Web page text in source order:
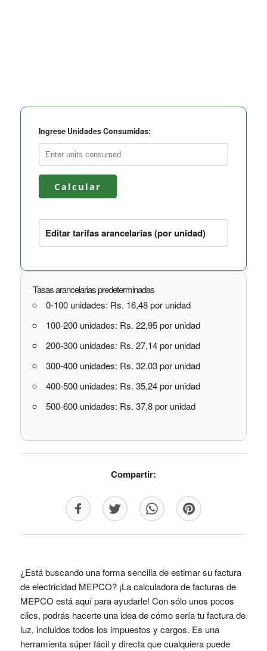
Ingrese Unidades Consumidas:
Calcular
Editar tarifas arancelarias (por unidad)
Tasas arancelarias predeterminadas
0-100 unidades: Rs. 16,48 por unidad
100-200 unidades: Rs. 22,95 por unidad
200-300 unidades: Rs. 27,14 por unidad
300-400 unidades: Rs. 32.03 por unidad
400-500 unidades: Rs. 35,24 por unidad
500-600 unidades: Rs. 37,8 por unidad
Compartir:
¿Está buscando una forma sencilla de estimar su factura
de electricidad MEPCO? ¡La calculadora de facturas de
MEPCO está aquí para ayudarle! Con sólo unos pocos
clics, podrás hacerte una idea de cómo sería tu factura de
luz, incluidos todos los impuestos y cargos. Es una
herramienta súper fácil y directa que cualquiera puede